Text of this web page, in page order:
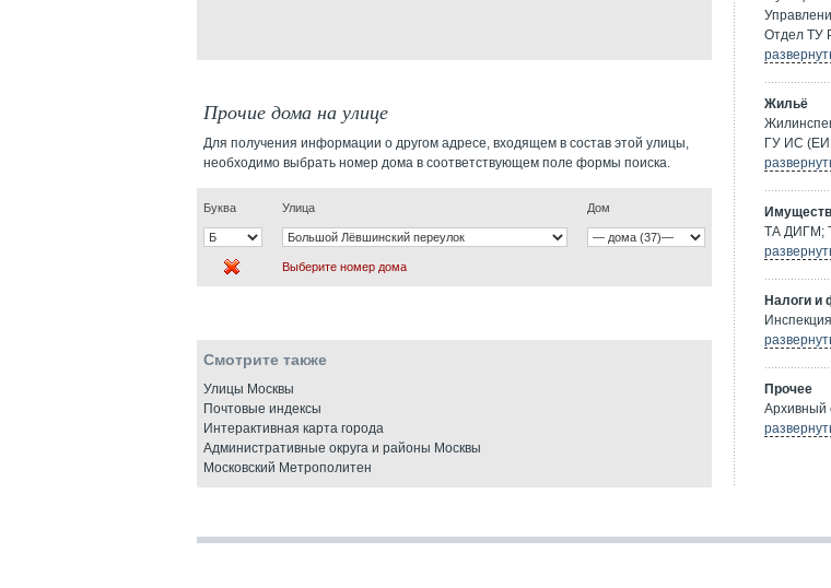
Прочие дома на улице
Для получения информации о другом адресе, входящем в состав этой улицы,
необходимо выбрать номер дома в соответствующем поле формы поиска.
Буква Улица Дом
Выберите номер дома
Смотрите также
Улицы Москвы
Почтовые индексы
Интерактивная карта города
Административные округа и районы Москвы
Московский Метрополитен
Отдел ТУ
Жильё
ГУ ИС
ТА ДИГМ;
Налоги и
Прочее
Архивный